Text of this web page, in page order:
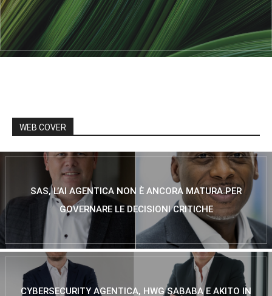
WEB COVER
SAS, L’AI AGENTICA NON È ANCORA MATURA PER
GOVERNARE LE DECISIONI CRITICHE
CYBERSECURITY AGENTICA, HWG SABABA E AKITO IN